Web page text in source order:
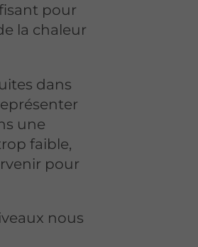
pour
la chaleur
dans
une
faible,
pour
nous